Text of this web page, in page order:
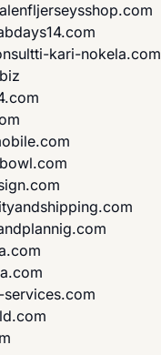
kari-nokela.com